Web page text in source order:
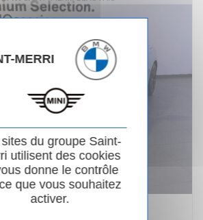
1 F70
MERRI
du groupe Saint-
utilisent des cookies
donne le contrôle
que vous souhaitez
activer.